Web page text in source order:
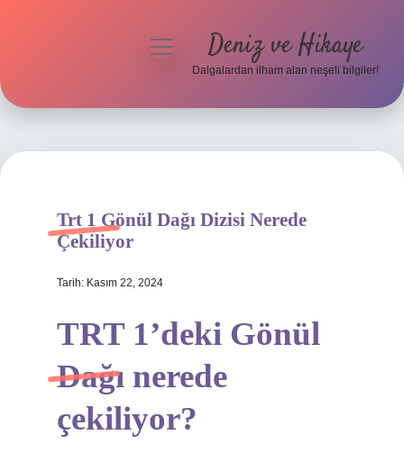
Hakkımızda
menüyü
Deniz ve Hikaye
Dalgalardan ilham alan neşeli bilgiler!
Trt 1 Gönül Dağı Dizisi Nerede
Çekiliyor
Tarih: Kasım 22, 2024
TRT 1’deki Gönül
Dağı nerede
çekiliyor?